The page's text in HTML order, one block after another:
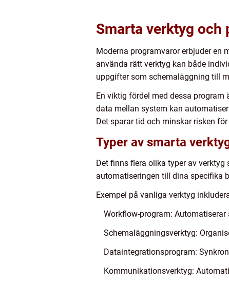
Smarta verktyg och
Moderna programvaror erbjuder en
använda rätt verktyg kan både
uppgifter som schemaläggning till
En viktig fördel med dessa
data mellan system kan
Det sparar tid och minskar risken
Typer av smarta
Det finns flera olika typer av
automatiseringen till dina specifika
Exempel på vanliga verktyg
Workflow-program:
Schemaläggningsverktyg:
Dataintegrationsprogram:
Kommunikationsverktyg: